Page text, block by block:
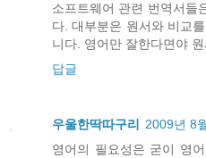
소프트웨어 관련 번역서들
다. 대부분은 원서와 비교
니다. 영어만 잘한다면야
답글
우울한딱따구리
2009년 8
영어의 필요성은 굳이 영